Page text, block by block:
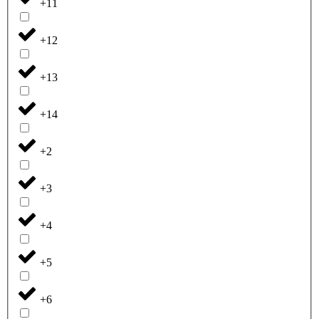
+11
+12
+13
+14
+2
+3
+4
+5
+6